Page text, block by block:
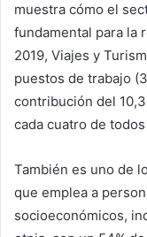
muestra cómo el
fundamental para la
2019, Viajes y
puestos de trabajo
contribución del
cada cuatro de
También es uno de
que emplea a
socioeconómicos,